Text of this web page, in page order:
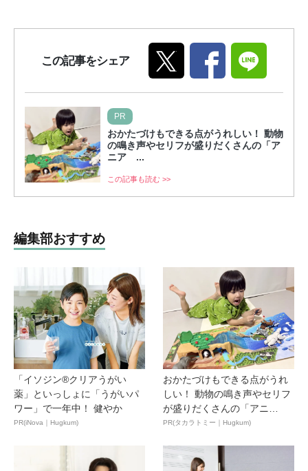
この記事をシェア
PR
おかたづけもできる点がうれしい！ 動物
の鳴き声やセリフが盛りだくさんの「ア
ニア ...
この記事も読む >>
編集部おすすめ
「イソジン®クリアうがい
薬」といっしょに「うがいパ
ワー」で一年中！ 健やか
PR(iNova｜Hugkum)
おかたづけもできる点がうれ
しい！ 動物の鳴き声やセリフ
が盛りだくさんの「アニ
ア ...
PR(タカラトミー｜Hugkum)